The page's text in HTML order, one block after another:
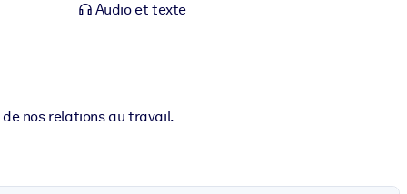
Audio et texte
nos relations au travail.